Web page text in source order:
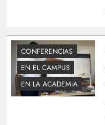
CONFERENCIAS
EN EL CAMPUS
EN LA ACADEMIA